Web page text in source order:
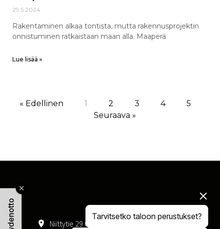
Tarvitsetko taloon perustukset?
29.5.2024
Rakentaminen alkaa tontista, mutta rakennusprojektin
onnistuminen ratkaistaan maan alla. Maaperä
Lue lisää »
« Edellinen 1 2 3 4
5
Seuraava »
Niittytie 29 01300 Vantaa 050 408 4047